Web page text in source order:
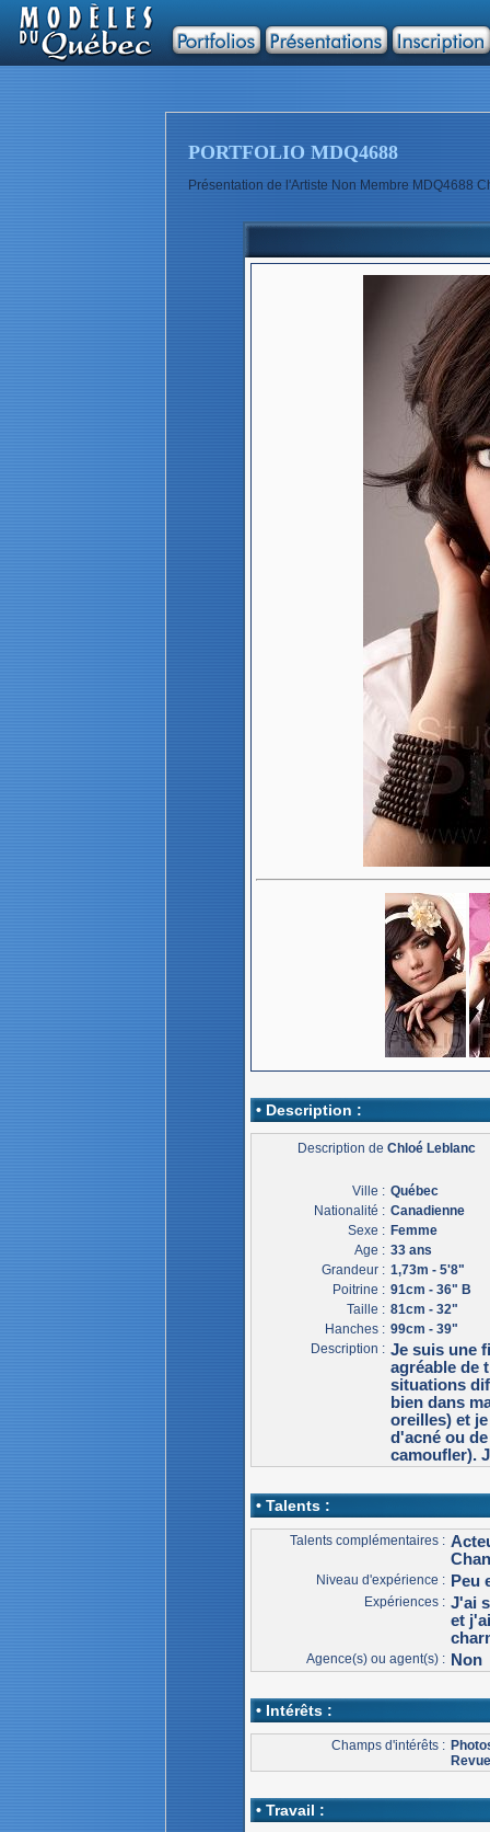
PORTFOLIO MDQ4688
Présentation de l'Artiste Non Membre MDQ4688
• Description :
Description deChloé Leblanc
Ville : Québec
Nationalité : Canadienne
Sexe : Femme
Age : 33 ans
Grandeur : 1,73m - 5'8"
Poitrine : 91cm - 36" B
Taille : 81cm - 32"
Hanches : 99cm - 39"
Description : Je suis une
agréable de
situations
bien dans
oreilles) et
d'acné ou
camoufler).
• Talents :
Talents complémentaires :
Niveau d'expérience : Peu
Expériences : J'ai
et
Agence(s) ou agent(s) : Non
• Intérêts :
Champs d'intérêts :
• Travail :